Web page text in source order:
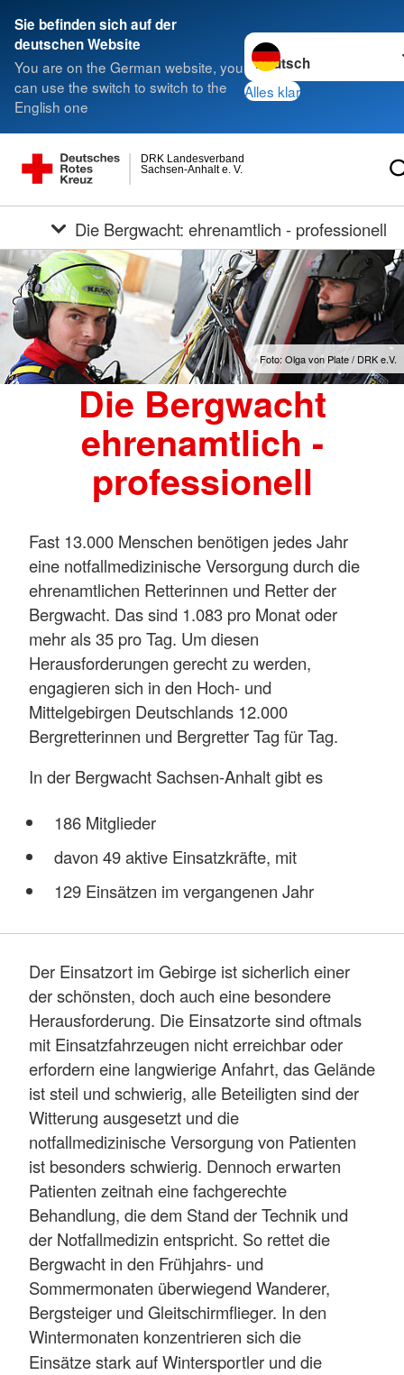
Sie befinden sich auf der
deutschen Website
You are on the German website, you
can use the switch to switch to the
English one
Sprache wechseln zu
Alles klar
Sachsen-Anhalt e. V.
DRK Landesverband
Die Bergwacht: ehrenamtlich - professionell
Foto: Olga von Plate / DRK e.V.
Die Bergwacht
ehrenamtlich -
professionell
Fast 13.000 Menschen benötigen jedes Jahr
eine notfallmedizinische Versorgung durch die
ehrenamtlichen Retterinnen und Retter der
Bergwacht. Das sind 1.083 pro Monat oder
mehr als 35 pro Tag. Um diesen
Herausforderungen gerecht zu werden,
engagieren sich in den Hoch- und
Mittelgebirgen Deutschlands 12.000
Bergretterinnen und Bergretter Tag für Tag.
In der Bergwacht Sachsen-Anhalt gibt es
186 Mitglieder
davon 49 aktive Einsatzkräfte, mit
129 Einsätzen im vergangenen Jahr
Der Einsatzort im Gebirge ist sicherlich einer
der schönsten, doch auch eine besondere
Herausforderung. Die Einsatzorte sind oftmals
mit Einsatzfahrzeugen nicht erreichbar oder
erfordern eine langwierige Anfahrt, das Gelände
ist steil und schwierig, alle Beteiligten sind der
Witterung ausgesetzt und die
notfallmedizinische Versorgung von Patienten
ist besonders schwierig. Dennoch erwarten
Patienten zeitnah eine fachgerechte
Behandlung, die dem Stand der Technik und
der Notfallmedizin entspricht. So rettet die
Bergwacht in den Frühjahrs- und
Sommermonaten überwiegend Wanderer,
Bergsteiger und Gleitschirmflieger. In den
Wintermonaten konzentrieren sich die
Einsätzestark auf Wintersportler und die